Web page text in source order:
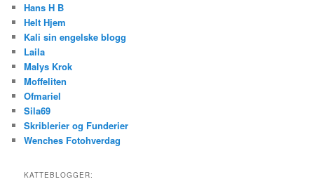
Hans H B
Helt Hjem
Kali sin engelske blogg
Laila
Malys Krok
Moffeliten
Ofmariel
Sila69
Skriblerier og Funderier
Wenches Fotohverdag
KATTEBLOGGER: